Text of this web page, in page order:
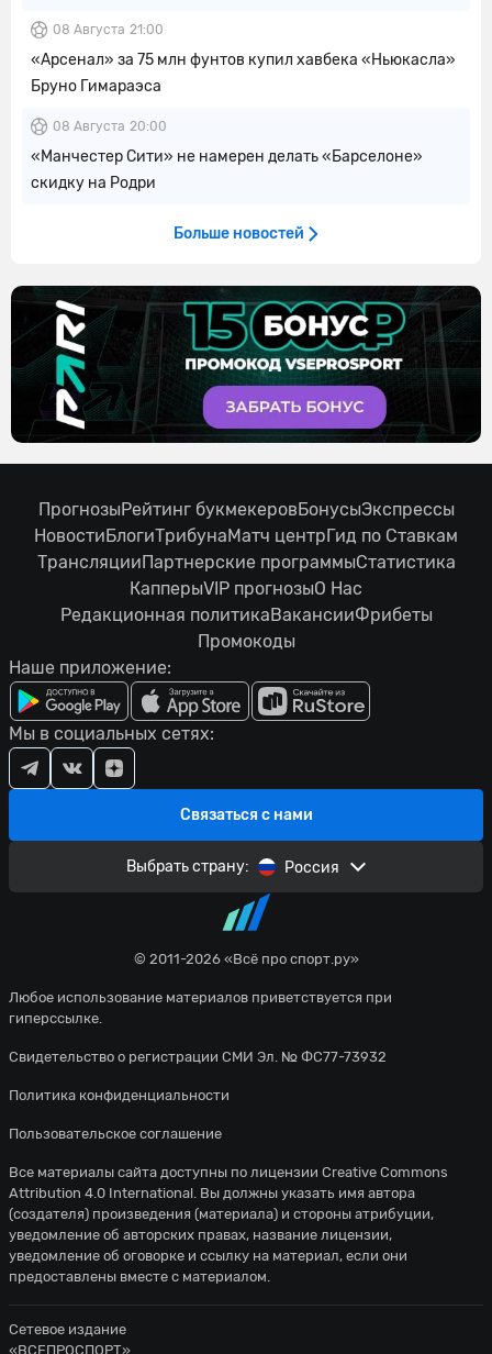
08 Августа 21:00
«Арсенал» за 75 млн фунтов купил хавбека «Ньюкасла»
Бруно Гимараэса
08 Августа 20:00
«Манчестер Сити» не намерен делать «Барселоне»
скидку на Родри
Больше новостей
© 2011-2026 «Всё про спорт.ру»
Любое использование материалов приветствуется при
гиперссылке.
Свидетельство о регистрации СМИ Эл. № ФС77-73932
Политика конфиденциальности
Пользовательское соглашение
ПрогнозыРейтинг букмекеровБонусыЭкспрессы
НовостиБлогиТрибунаМатч центрГид по Ставкам
ТрансляцииПартнерские программыСтатистика
КапперыVIP прогнозыО Нас
Редакционная политикаВакансииФрибеты
Промокоды
Наше приложение:
Связаться с нами
Мы в социальных сетях:
Выбрать страну: Россия
Все материалы сайта доступны по лицензии Creative Commons
Attribution 4.0 International. Вы должны указать имя автора
(создателя) произведения (материала) и стороны атрибуции,
уведомление об авторских правах, название лицензии,
уведомление об оговорке и ссылку на материал, если они
предоставлены вместе с материалом.
Сетевое издание
«ВСЕПРОСПОРТ»